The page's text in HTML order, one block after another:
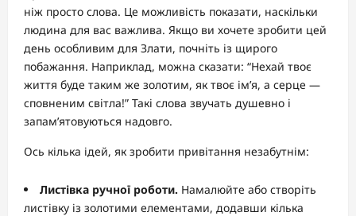
ніж просто слова. Це можливість показати, наскільки
людина для вас важлива. Якщо ви хочете зробити цей
день особливим для Злати, почніть із щирого
побажання. Наприклад, можна сказати: “Нехай твоє
життя буде таким же золотим, як твоє ім’я, а серце —
сповненим світла!” Такі слова звучать душевно і
запам’ятовуються надовго.
Ось кілька ідей, як зробити привітання незабутнім:
Листівка ручної роботи. Намалюйте або створіть
листівку із золотими елементами, додавши кілька